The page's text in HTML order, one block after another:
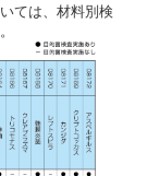
ては、材料別検